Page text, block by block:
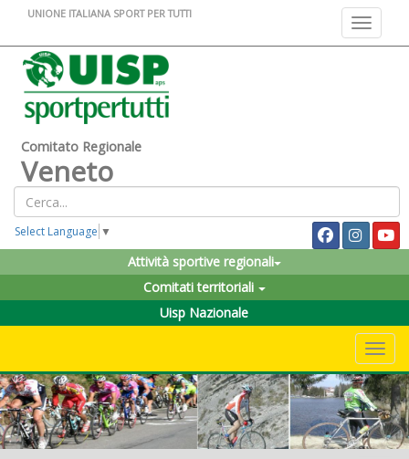
Toggle
UNIONE ITALIANA SPORT PER TUTTI
Comitato Regionale
Veneto
Select Language ▼
Attività sportive regionali
Comitati territoriali
Uisp Nazionale